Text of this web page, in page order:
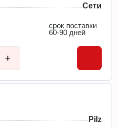
Сети
срок поставки
60-90 дней
+
Pilz